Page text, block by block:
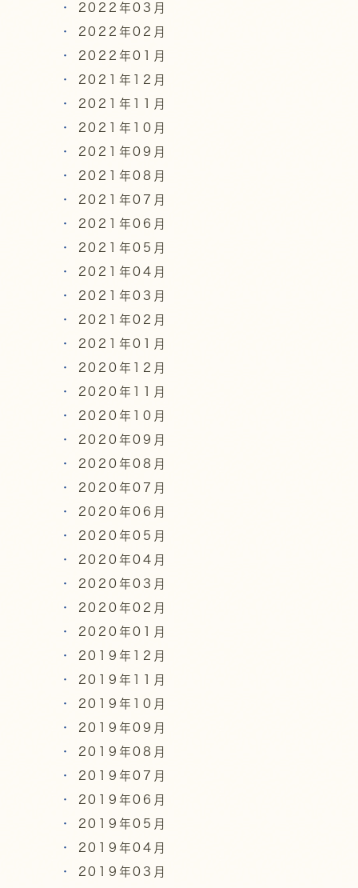
2022年03月
2022年02月
2022年01月
2021年12月
2021年11月
2021年10月
2021年09月
2021年08月
2021年07月
2021年06月
2021年05月
2021年04月
2021年03月
2021年02月
2021年01月
2020年12月
2020年11月
2020年10月
2020年09月
2020年08月
2020年07月
2020年06月
2020年05月
2020年04月
2020年03月
2020年02月
2020年01月
2019年12月
2019年11月
2019年10月
2019年09月
2019年08月
2019年07月
2019年06月
2019年05月
2019年04月
2019年03月